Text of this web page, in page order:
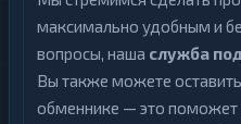
максимально удобным и
вопросы, наша служба
Вы также можете
обменнике — это поможет